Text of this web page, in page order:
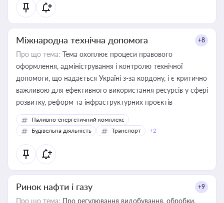
Міжнародна технічна допомога +8
Про що тема: Тема охоплює процеси правового
оформлення, адміністрування і контролю технічної
допомоги, що надається Україні з-за кордону, і є критично
важливою для ефективного використання ресурсів у сфері
розвитку, реформ та інфраструктурних проєктів
Паливно-енергетичний комплекс
Будівельна діяльність
Транспорт +2
Ринок нафти і газу +9
Про що тема: Про регулювання видобування, обробки,